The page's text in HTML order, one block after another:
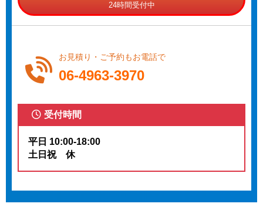
24時間受付中
お見積り・ご予約もお電話で
06-4963-3970
受付時間
平日 10:00-18:00
土日祝 休